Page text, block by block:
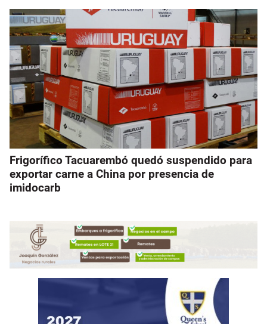
Frigorífico Tacuarembó quedó suspendido para
exportar carne a China por presencia de
imidocarb